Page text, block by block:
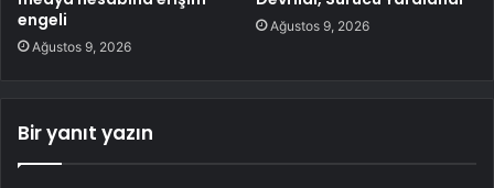
engeli
Ağustos 9, 2026
Ağustos 9, 2026
Bir yanıt yazın